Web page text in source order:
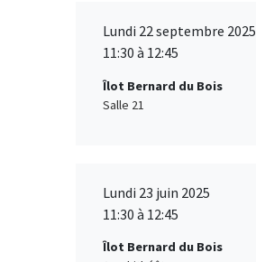
Lundi 22 septembre 2025
11:30 à 12:45
Îlot Bernard du Bois
Salle 21
Lundi 23 juin 2025
11:30 à 12:45
Îlot Bernard du Bois